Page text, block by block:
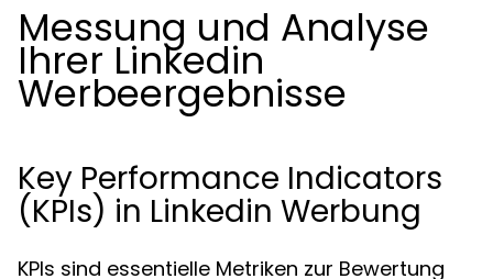
Messung und Analyse
Ihrer Linkedin
Werbeergebnisse
Key Performance Indicators
(KPIs) in Linkedin Werbung
KPIs sind essentielle Metriken zur Bewertung